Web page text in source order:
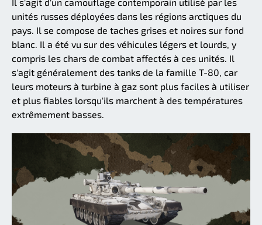
unités russes déployées dans les régions arctiques du
pays. Il se compose de taches grises et noires sur fond
blanc. Il a été vu sur des véhicules légers et lourds, y
compris les chars de combat affectés à ces unités. Il
s'agit généralement des tanks de la famille T-80, car
leurs moteurs à turbine à gaz sont plus faciles à utiliser
et plus fiables lorsqu'ils marchent à des températures
extrêmement basses.